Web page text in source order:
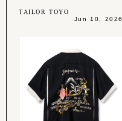
TAILOR TOYO
Jun 10, 2026